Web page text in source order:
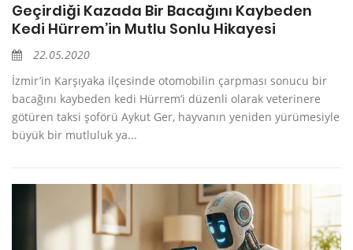
Geçirdiği Kazada Bir Bacağını Kaybeden
Kedi Hürrem’in Mutlu Sonlu Hikayesi
22.05.2020
İzmir’in Karşıyaka ilçesinde otomobilin çarpması sonucu bir
bacağını kaybeden kedi Hürrem’i düzenli olarak veterinere
götüren taksi şoförü Aykut Ger, hayvanın yeniden yürümesiyle
büyük bir mutluluk ya...